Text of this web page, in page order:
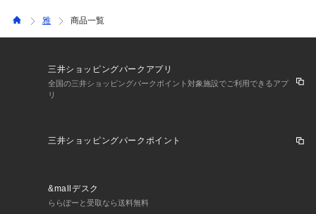
雅 商品一覧
三井ショッピングパークアプリ
全国の三井ショッピングパークポイント対象施設でご利用できるアプ
リ
三井ショッピングパークポイント
&mallデスク
ららぽーと受取なら送料無料